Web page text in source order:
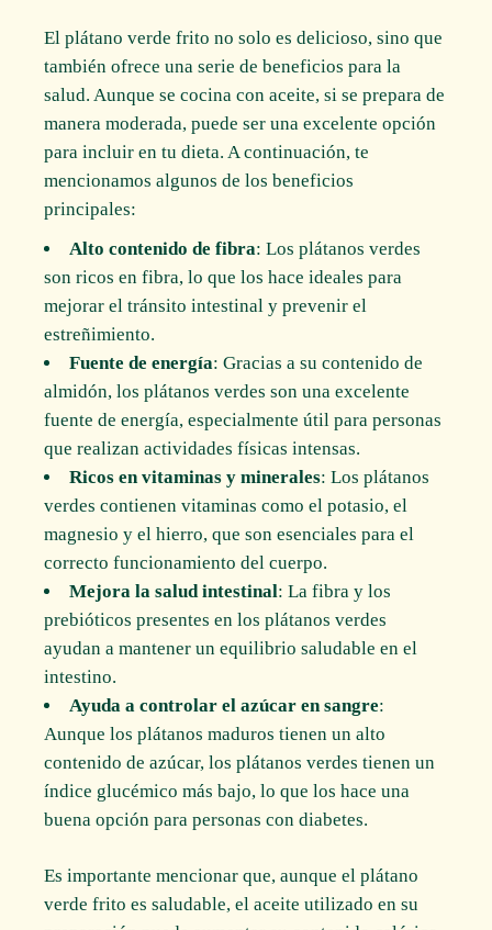
El plátano verde frito no solo es delicioso, sino que
también ofrece una serie de beneficios para la
salud. Aunque se cocina con aceite, si se prepara de
manera moderada, puede ser una excelente opción
para incluir en tu dieta. A continuación, te
mencionamos algunos de los beneficios
principales:
Alto contenido de fibra: Los plátanos verdes
son ricos en fibra, lo que los hace ideales para
mejorar el tránsito intestinal y prevenir el
estreñimiento.
Fuente de energía: Gracias a su contenido de
almidón, los plátanos verdes son una excelente
fuente de energía, especialmente útil para personas
que realizan actividades físicas intensas.
Ricos en vitaminas y minerales: Los plátanos
verdes contienen vitaminas como el potasio, el
magnesio y el hierro, que son esenciales para el
correcto funcionamiento del cuerpo.
Mejora la salud intestinal: La fibra y los
prebióticos presentes en los plátanos verdes
ayudan a mantener un equilibrio saludable en el
intestino.
Ayuda a controlar el azúcar en sangre:
Aunque los plátanos maduros tienen un alto
contenido de azúcar, los plátanos verdes tienen un
índice glucémico más bajo, lo que los hace una
buena opción para personas con diabetes.
Es importante mencionar que, aunque el plátano
verde frito es saludable, el aceite utilizado en su